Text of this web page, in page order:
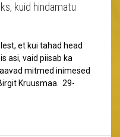
kuid hindamatu
et kui tahad head
asi, vaid piisab ka
mitmed inimesed
Kruusmaa. 29-